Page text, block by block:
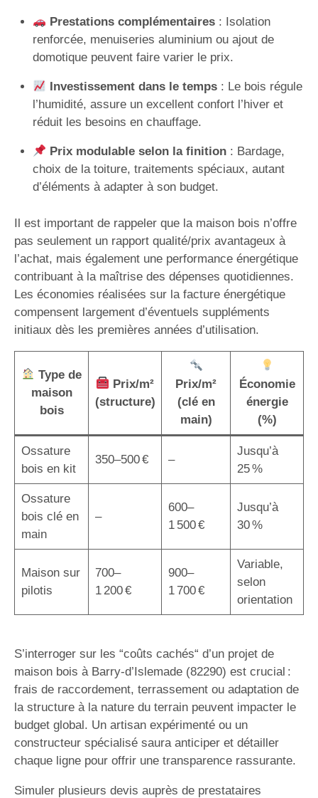
Prestations complémentaires: Isolation
renforcée, menuiseries aluminium ou ajout de
domotique peuvent faire varier le prix.
Investissement dans le temps: Le bois régule
l’humidité, assure un excellent confort l’hiver et
réduit les besoins en chauffage.
Prix modulable selon la finition: Bardage,
choix de la toiture, traitements spéciaux, autant
d’éléments à adapter à son budget.
Il est important de rappeler que la maison bois n’offre
pas seulement un rapport qualité/prix avantageux à
l’achat, mais également une performance énergétique
contribuant à la maîtrise des dépenses quotidiennes.
Les économies réalisées sur la facture énergétique
compensent largement d’éventuels suppléments
initiaux dès les premières années d’utilisation.
Type de
maison
bois
Prix/m²
(structure)
Prix/m²
(clé en
main)
Économie
énergie
(%)
Ossature
bois en kit
350–500 € –
Jusqu’à
25 %
Ossature
bois clé en
main
–
600–
1 500 €
Jusqu’à
30 %
Maison sur
pilotis
700–
1 200 €
900–
1 700 €
Variable,
selon
orientation
S’interroger sur les “coûts cachés“ d’un projet de
maison bois à Barry-d’Islemade (82290) est crucial :
frais de raccordement, terrassement ou adaptation de
la structure à la nature du terrain peuvent impacter le
budget global. Un artisan expérimenté ou un
constructeur spécialisé saura anticiper et détailler
chaque ligne pour offrir une transparence rassurante.
Simuler plusieurs devis auprès de prestataires